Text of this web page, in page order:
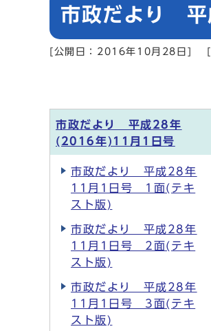
市政だより
[公開日：2016年10月28日]
市政だより 平成28年
(2016年)11月1日号
市政だより 平成28年
11月1日号 1面(テキ
スト版)
市政だより 平成28年
11月1日号 2面(テキ
スト版)
市政だより 平成28年
11月1日号 3面(テキ
スト版)